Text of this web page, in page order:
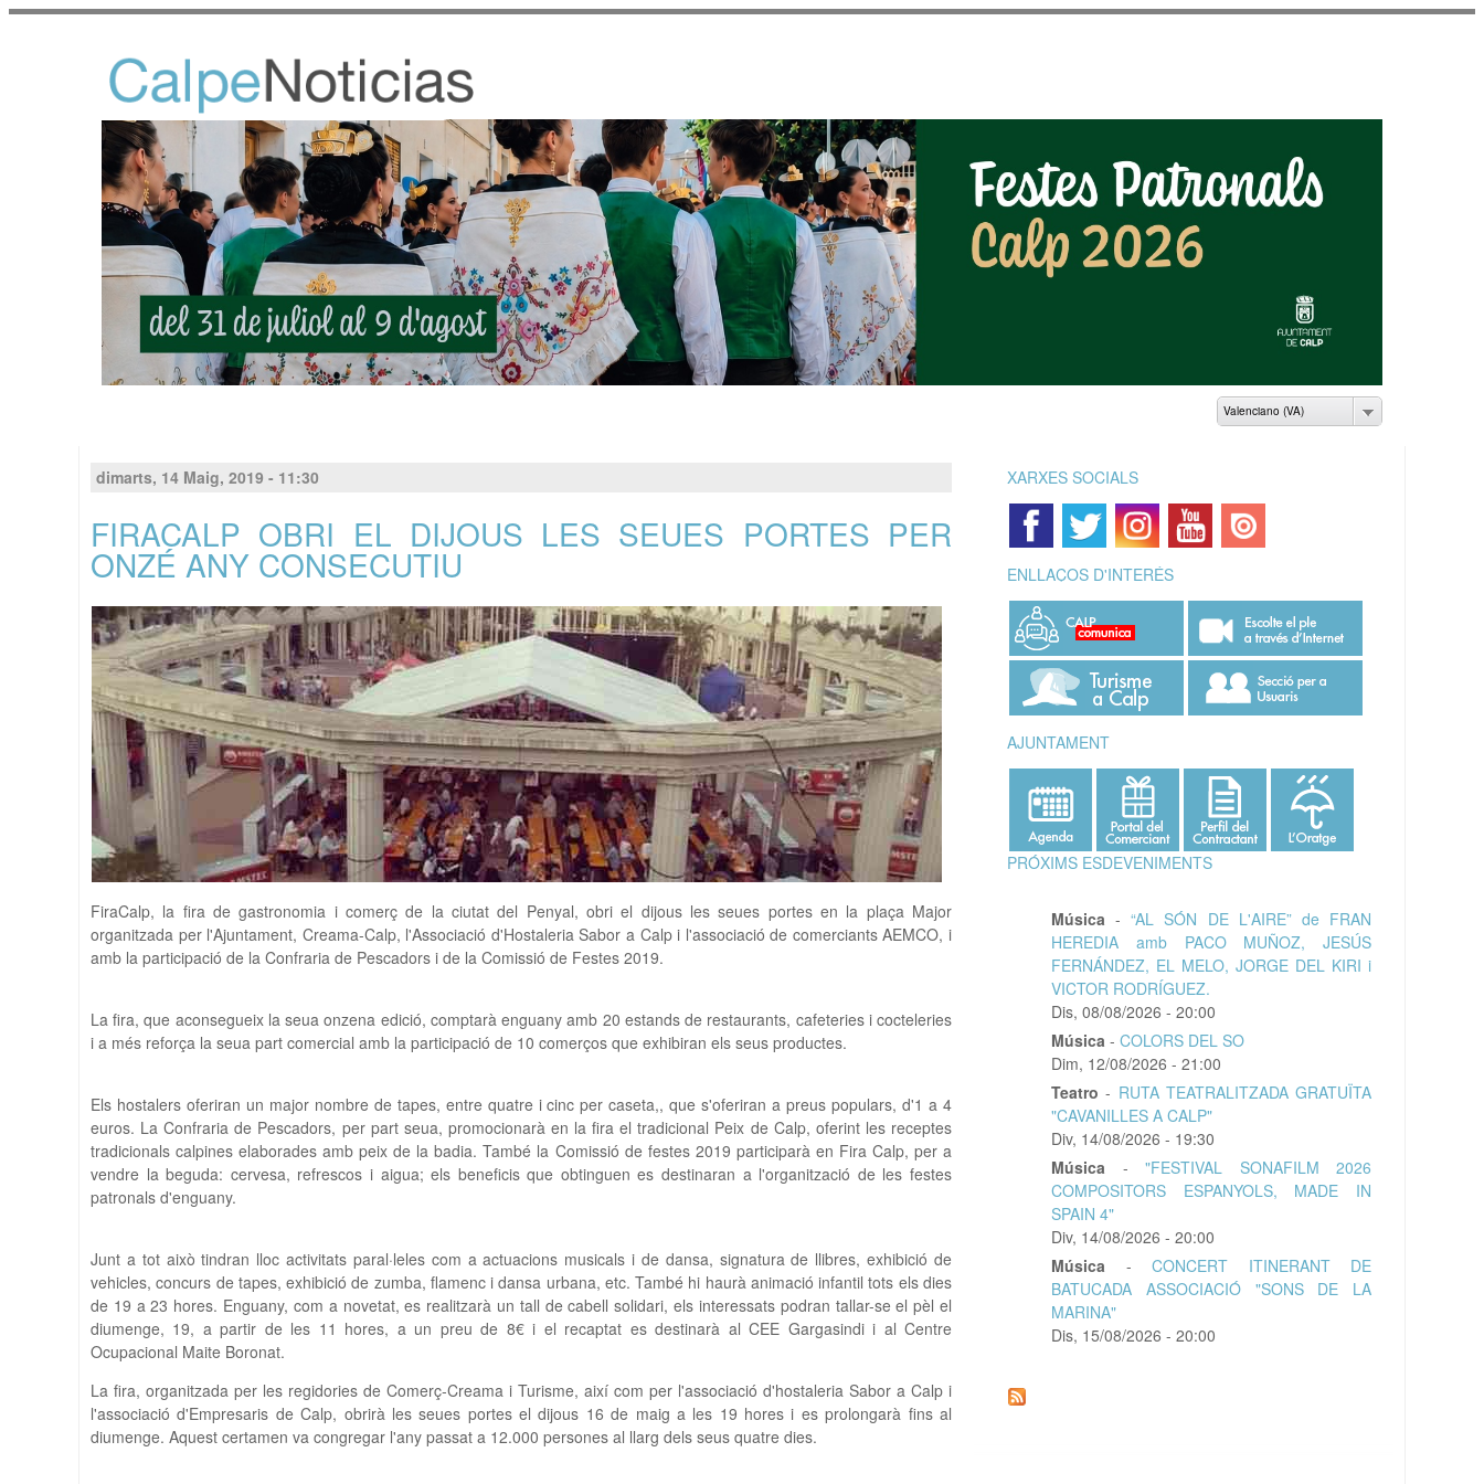
Vés al
Valenciano (VA)
dimarts, 14 Maig, 2019 - 11:30
FIRACALP OBRI EL DIJOUS LES SEUES PORTES PER
ONZÉ ANY CONSECUTIU
FiraCalp, la fira de gastronomia i comerç de la ciutat del Penyal, obri el dijous les seues portes en la plaça Major
organitzada per l'Ajuntament, Creama-Calp, l'Associació d'Hostaleria Sabor a Calp i l'associació de comerciants AEMCO, i
amb la participació de la Confraria de Pescadors i de la Comissió de Festes 2019.
La fira, que aconsegueix la seua onzena edició, comptarà enguany amb 20 estands de restaurants, cafeteries i cocteleries
i a més reforça la seua part comercial amb la participació de 10 comerços que exhibiran els seus productes.
Els hostalers oferiran un major nombre de tapes, entre quatre i cinc per caseta,, que s'oferiran a preus populars, d'1 a 4
euros. La Confraria de Pescadors, per part seua, promocionarà en la fira el tradicional Peix de Calp, oferint les receptes
tradicionals calpines elaborades amb peix de la badia. També la Comissió de festes 2019 participarà en Fira Calp, per a
vendre la beguda: cervesa, refrescos i aigua; els beneficis que obtinguen es destinaran a l'organització de les festes
patronals d'enguany.
Junt a tot això tindran lloc activitats paral·leles com a actuacions musicals i de dansa, signatura de llibres, exhibició de
vehicles, concurs de tapes, exhibició de zumba, flamenc i dansa urbana, etc. També hi haurà animació infantil tots els dies
de 19 a 23 hores. Enguany, com a novetat, es realitzarà un tall de cabell solidari, els interessats podran tallar-se el pèl el
diumenge, 19, a partir de les 11 hores, a un preu de 8€ i el recaptat es destinarà al CEE Gargasindi i al Centre
Ocupacional Maite Boronat.
La fira, organitzada per les regidories de Comerç-Creama i Turisme, així com per l'associació d'hostaleria Sabor a Calp i
l'associació d'Empresaris de Calp, obrirà les seues portes el dijous 16 de maig a les 19 hores i es prolongarà fins al
diumenge. Aquest certamen va congregar l'any passat a 12.000 persones al llarg dels seus quatre dies.
XARXES SOCIALS
ENLLAÇOS D'INTERÉS
AJUNTAMENT
PRÓXIMS ESDEVENIMENTS
Música -“AL SÓN DE L'AIRE” de FRAN
HEREDIA amb PACO MUÑOZ, JESÚS
FERNÁNDEZ, EL MELO, JORGE DEL KIRI i
VICTOR RODRÍGUEZ.
Dis, 08/08/2026 - 20:00
Música - COLORS DEL SO
Dim, 12/08/2026 - 21:00
Teatro - RUTA TEATRALITZADA GRATUÏTA
"CAVANILLES A CALP"
Div, 14/08/2026 - 19:30
Música
- "FESTIVAL SONAFILM 2026
COMPOSITORS ESPANYOLS, MADE IN
SPAIN 4"
Div, 14/08/2026 - 20:00
Música
- CONCERT ITINERANT DE
BATUCADA ASSOCIACIÓ "SONS DE LA
MARINA"
Dis, 15/08/2026 - 20:00